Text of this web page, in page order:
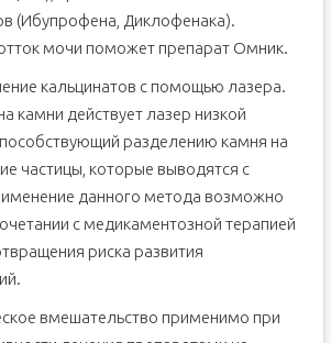
(Ибупрофена, Диклофенака).
мочи поможет препарат Омник.
кальцинатов с помощью лазера.
камни действует лазер низкой
разделению камня на
частицы, которые выводятся с
данного метода возможно
с медикаментозной терапией
риска развития
вмешательство применимо при